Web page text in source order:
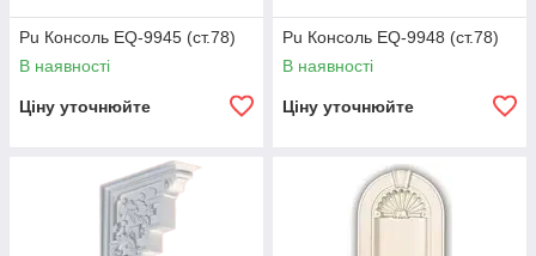
Pu Консоль EQ-9945 (ст.78)
В наявності
Ціну уточнюйте
Pu Консоль EQ-9948 (ст.78)
В наявності
Ціну уточнюйте